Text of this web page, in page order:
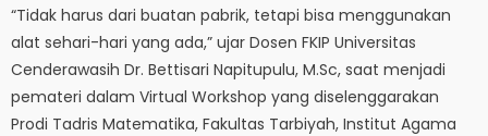
“Tidak harus dari buatan pabrik, tetapi bisa menggunakan
alat sehari-hari yang ada,” ujar Dosen FKIP Universitas
Cenderawasih Dr. Bettisari Napitupulu, M.Sc, saat menjadi
pemateri dalam Virtual Workshop yang diselenggarakan
Prodi Tadris Matematika, Fakultas Tarbiyah, Institut Agama